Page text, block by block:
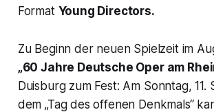
Format Young Directors.
Zu Beginn der neuen Spielzeit im
„60 Jahre Deutsche Oper am
Duisburg zum Fest: Am Sonntag, 11.
dem „Tag des offenen Denkmals“